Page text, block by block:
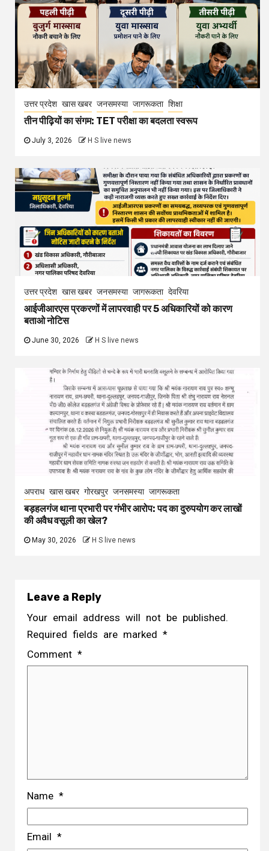
उत्तर प्रदेश खास खबर जनसमस्या जागरूकता शिक्षा
तीन पीढ़ियों का संगम: TET परीक्षा का बदलता स्वरूप
July 3, 2026 H S live news
उत्तर प्रदेश खास खबर जनसमस्या जागरूकता देवरिया
आईजीआरएस प्रकरणों में लापरवाही पर 5 अधिकारियों को कारण
बताओ नोटिस
June 30, 2026 H S live news
अपराध खास खबर गोरखपुर जनसमस्या जागरूकता
बड़हलगंज थाना प्रभारी पर गंभीर आरोप: पद का दुरुपयोग कर लाखों
की अवैध वसूली का खेल?
May 30, 2026 H S live news
Leave a Reply
Your email address will not be published.
Required fields are marked *
Comment *
Name *
Email *